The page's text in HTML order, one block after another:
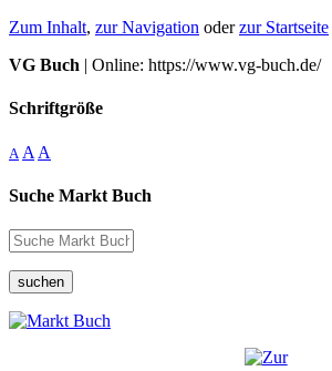
Zum Inhalt, zur Navigation oderzur Startseite
VG Buch | Online: https://www.vg-buch.de/
Schriftgröße
A A A
Suche Markt Buch
suchen